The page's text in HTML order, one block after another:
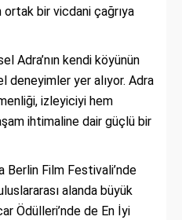
ortak bir vicdani çağrıya
Adra’nın kendi köyünün
deneyimler yer alıyor. Adra
izleyiciyi hem
ihtimaline dair güçlü bir
Berlin Film Festivali’nde
alanda büyük
Ödülleri’nde de En İyi